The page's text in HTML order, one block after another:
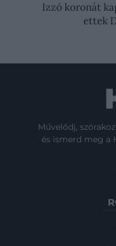
Izzó koronát
ettek
Művelődj,
és ismerd meg a